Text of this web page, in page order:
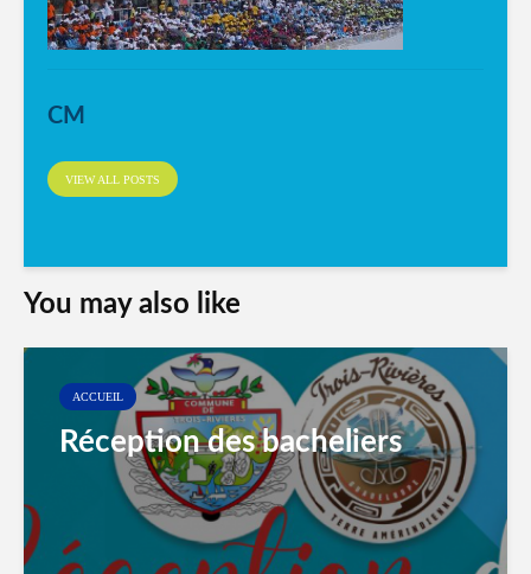
CM
VIEW ALL POSTS
You may also like
ACCUEIL
Réception des bacheliers